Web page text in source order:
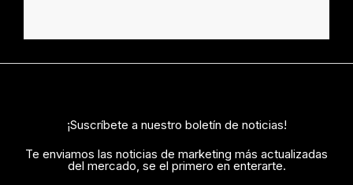
¡Suscríbete a nuestro boletín de noticias!
Te enviamos las noticias de marketing más actualizadas
del mercado, se el primero en enterarte.